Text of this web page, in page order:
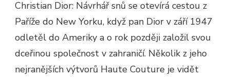
Christian Dior: Návrhář snů se otevírá cestou z
Paříže do New Yorku, když pan Dior v září 1947
odletěl do Ameriky a o rok později založil svou
dceřinou společnost v zahraničí. Několik z jeho
nejranějších výtvorů Haute Couture je vidět